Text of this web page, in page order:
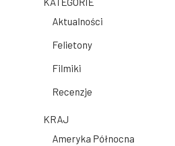
Aktualności
Felietony
Filmiki
Recenzje
KRAJ
Ameryka Północna